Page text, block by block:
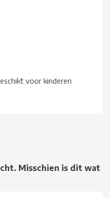
voor kinderen
Misschien is dit wat